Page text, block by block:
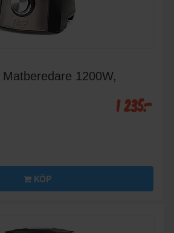
Matberedare 1200W,
1 235:-
KÖP